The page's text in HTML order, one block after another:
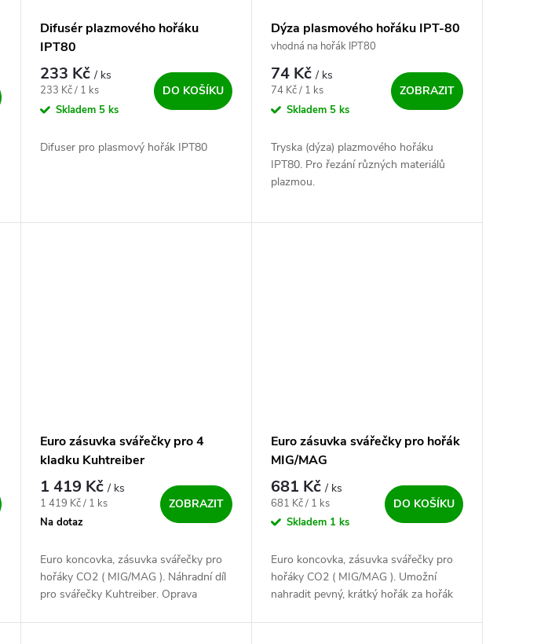
Difusér plazmového hořáku
IPT80
233 Kč/ ks
Měrná cena:
233 Kč / 1 ks
Skladem 5 ks
DO KOŠÍKU
Difuser pro plasmový hořák IPT80
Dýza plasmového hořáku IPT-80
vhodná na hořák IPT80
74 Kč/ ks
Měrná cena:
74 Kč / 1 ks
Skladem 5 ks
ZOBRAZIT
Tryska (dýza) plazmového hořáku
IPT80. Pro řezání různých materiálů
plazmou.
Euro zásuvka svářečky pro 4
kladku Kuhtreiber
1 419 Kč/ ks
Měrná cena:
1 419 Kč / 1 ks
Na dotaz
ZOBRAZIT
Euro koncovka, zásuvka svářečky pro
hořáky CO2 ( MIG/MAG ). Náhradní díl
pro svářečky Kuhtreiber. Oprava
Euro zásuvka svářečky pro hořák
MIG/MAG
681 Kč/ ks
Měrná cena:
681 Kč / 1 ks
Skladem 1 ks
DO KOŠÍKU
Euro koncovka, zásuvka svářečky pro
hořáky CO2 ( MIG/MAG ). Umožní
nahradit pevný, krátký hořák za hořák